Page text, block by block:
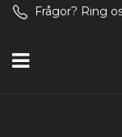
Frågor? Ring